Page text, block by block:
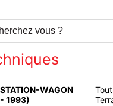
WAGON
1993)